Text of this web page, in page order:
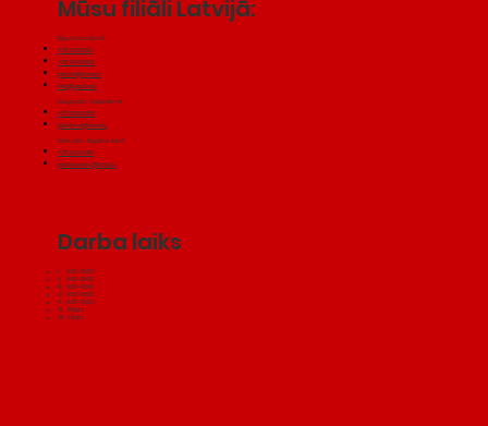
Mūsu filiāli Latvijā:
Rīga, Gaisa iela 23
+371 22030130
+371 29433602
jakubini@inbox.lv
info@jakubini.lv
Daugavpils, Spaļu iela 4a
+371 22005358
jakubini-d@inbox.lv
Ventspils, Siguldas iela 8
+371 29232479
jakubiniventa@inbox.lv
Darba laiks
I: 9:00 - 18:00
II: 9:00 - 18:00
III: 9:00 - 18:00
IV: 9:00 - 18:00
V: 9:00 - 18:00
VI: Slēgts
VII: slēgts